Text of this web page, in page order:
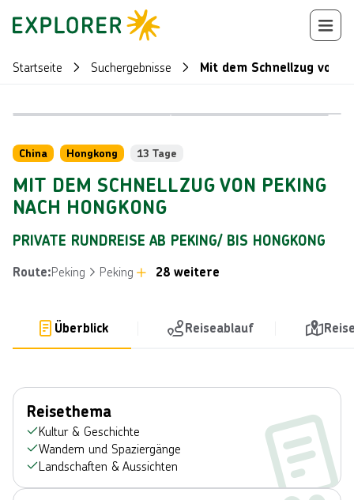
Startseite Suchergebnisse Mit dem Schnellzug von
China Hongkong 13 Tage
MIT DEM SCHNELLZUG VON PEKING
NACH HONGKONG
PRIVATE RUNDREISE AB PEKING/ BIS HONGKONG
Route:Peking Peking 28 weitere
Überblick Reiseablauf
Reisethema
Kultur & Geschichte
Wandern und Spaziergänge
Landschaften & Aussichten